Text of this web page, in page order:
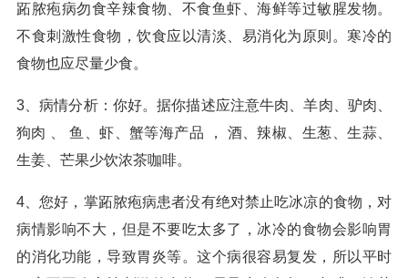
跖脓疱病勿食辛辣食物、不食鱼虾、海鲜等过敏腥发物。
不食刺激性食物，饮食应以清淡、易消化为原则。寒冷的
食物也应尽量少食。
3、病情分析：你好。据你描述应注意牛肉、羊肉、驴肉、
狗肉 、 鱼、虾、蟹等海产品 ， 酒、辣椒、生葱、生蒜、
生姜、芒果少饮浓茶咖啡。
4、您好，掌跖脓疱病患者没有绝对禁止吃冰凉的食物，对
病情影响不大，但是不要吃太多了，冰冷的食物会影响胃
的消化功能，导致胃炎等。这个病很容易复发，所以平时